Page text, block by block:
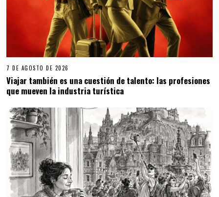
7 DE AGOSTO DE 2026
Viajar también es una cuestión de talento: las profesiones
que mueven la industria turística